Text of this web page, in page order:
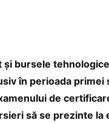
și bursele
în perioada
de
să se prezinte la